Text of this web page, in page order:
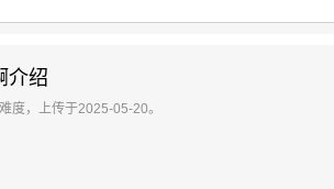
介绍
度，上传于2025-05-20。